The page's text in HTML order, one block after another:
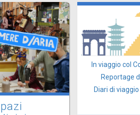
In viaggio col
Reportage
Diari di